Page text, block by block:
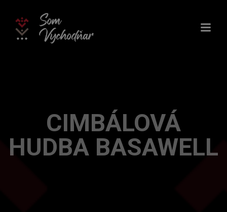
CIMBÁLOVÁ
HUDBA BASAWELL